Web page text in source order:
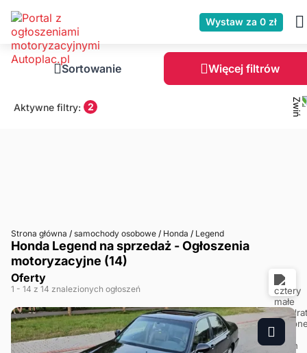
Wystaw za 0 zł
Sortowanie Więcej filtrów
Aktywne filtry: 2
Strona główna / samochody osobowe / Honda / Legend
Honda Legend na sprzedaż - Ogłoszenia
motoryzacyjne (14)
Oferty
1 - 14 z 14 znalezionych ogłoszeń